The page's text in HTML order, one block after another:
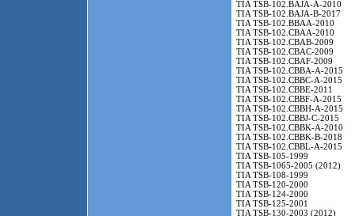
TIA TSB-102.BAJA-A-2010
TIA TSB-102.BAJA-B-2017
TIA TSB-102.BBAA-2010
TIA TSB-102.CBAA-2010
TIA TSB-102.CBAB-2009
TIA TSB-102.CBAC-2009
TIA TSB-102.CBAF-2009
TIA TSB-102.CBBA-A-2015
TIA TSB-102.CBBC-A-2015
TIA TSB-102.CBBE-2011
TIA TSB-102.CBBF-A-2015
TIA TSB-102.CBBH-A-2015
TIA TSB-102.CBBJ-C-2015
TIA TSB-102.CBBK-A-2010
TIA TSB-102.CBBK-B-2018
TIA TSB-102.CBBL-A-2015
TIA TSB-105-1999
TIA TSB-1065-2005 (2012)
TIA TSB-108-1999
TIA TSB-120-2000
TIA TSB-124-2000
TIA TSB-125-2001
TIA TSB-130-2003 (2012)